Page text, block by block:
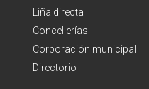
Liña directa
Concellerías
Corporación municipal
Directorio